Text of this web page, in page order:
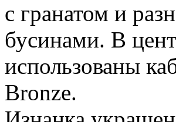
с гранатом и
бусинами. В
использованы
Bronze.